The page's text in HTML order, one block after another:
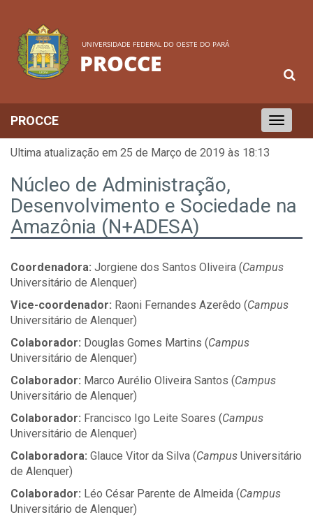
UNIVERSIDADE FEDERAL DO OESTE DO PARÁ
PROCCE
Toggle
navigation
PROCCE
Ultima atualização em 25 de Março de 2019 às 18:13
Núcleo de Administração,
Desenvolvimento e Sociedade na
Amazônia (N+ADESA)
Coordenadora: Jorgiene dos Santos Oliveira (Campus
Universitário de Alenquer)
Vice-coordenador: Raoni Fernandes Azerêdo (Campus
Universitário de Alenquer)
Colaborador: Douglas Gomes Martins (Campus
Universitário de Alenquer)
Colaborador: Marco Aurélio Oliveira Santos (Campus
Universitário de Alenquer)
Colaborador: Francisco Igo Leite Soares (Campus
Universitário de Alenquer)
Colaboradora: Glauce Vitor da Silva (Campus Universitário
de Alenquer)
Colaborador: Léo César Parente de Almeida (Campus
Universitário de Alenquer)